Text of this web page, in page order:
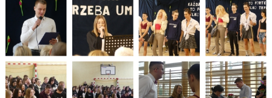
PLANU LEKCJI OD 16.03.2026
WYKAZ PODRĘCZNIKÓW DLA I, II, III, IV, V KLASY 2025/2026
DZIENNIK ELEKTRONICZNY
PROCEDURY NAUKI ZDALNEJ